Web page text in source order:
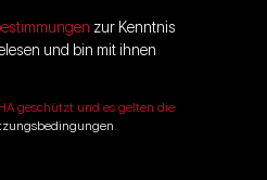
zur Kenntnis
und bin mit ihnen
geschützt und es gelten die
.